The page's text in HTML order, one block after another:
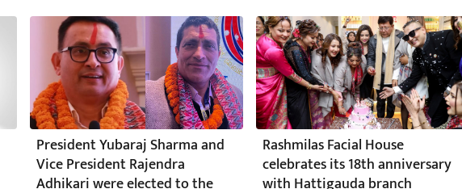
President Yubaraj Sharma and
Vice President Rajendra
Adhikari were elected to the
Rashmilas Facial House
celebrates its 18th anniversary
with Hattigauda branch